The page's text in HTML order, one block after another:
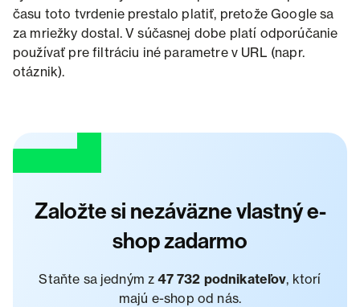
času toto tvrdenie prestalo platiť, pretože Google sa
za mriežky dostal. V súčasnej dobe platí odporúčanie
používať pre filtráciu iné parametre v URL (napr.
otáznik).
Založte si nezáväzne vlastný e-
shop zadarmo
Staňte sa jedným z47 732 podnikateľov, ktorí
majú e-shop od nás.